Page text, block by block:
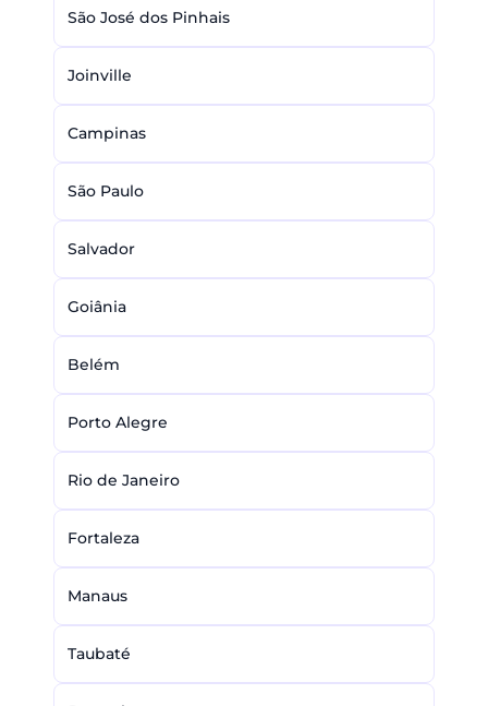
São José dos Pinhais
Joinville
Campinas
São Paulo
Salvador
Goiânia
Belém
Porto Alegre
Rio de Janeiro
Fortaleza
Manaus
Taubaté